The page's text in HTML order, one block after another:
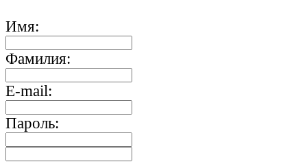
Имя:
Фамилия:
E-mail:
Пароль: